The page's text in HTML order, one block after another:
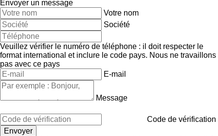
Envoyer un message
Votre nom
Société
Veuillez vérifier le numéro de téléphone : il doit respecter le
format international et inclure le code pays. Nous ne travaillons
pas avec ce pays
E-mail
Message
Code de vérification